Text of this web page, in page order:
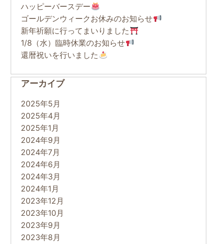
ハッピーバースデー
ゴールデンウィークお休みのお知らせ
新年祈願に行ってまいりました
1/8（水）臨時休業のお知らせ
還暦祝いを行いました
アーカイブ
2025年5月
2025年4月
2025年1月
2024年9月
2024年7月
2024年6月
2024年3月
2024年1月
2023年12月
2023年10月
2023年9月
2023年8月